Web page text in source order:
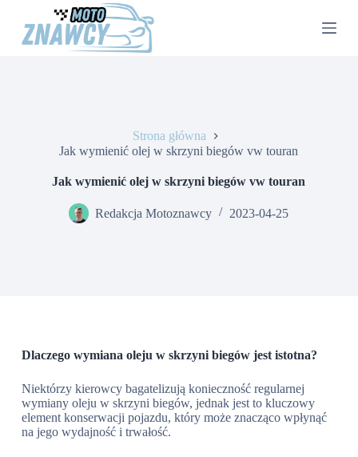
Strona główna
Jak wymienić olej w skrzyni biegów vw touran
Jak wymienić olej w skrzyni biegów vw touran
Redakcja Motoznawcy 2023-04-25
Dlaczego wymiana oleju w skrzyni biegów jest istotna?
Niektórzy kierowcy bagatelizują konieczność regularnej
wymiany oleju w skrzyni biegów, jednak jest to kluczowy
element konserwacji pojazdu, który może znacząco wpłynąć
na jego wydajność i trwałość.